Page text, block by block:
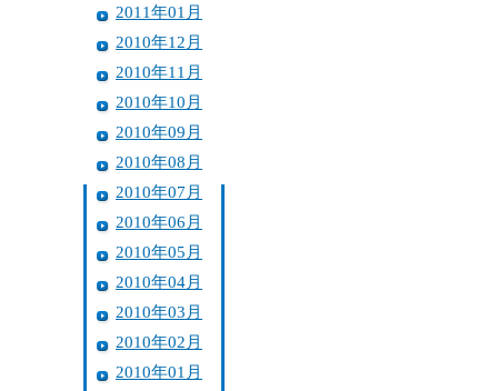
2011年01月
2010年12月
2010年11月
2010年10月
2010年09月
2010年08月
2010年07月
2010年06月
2010年05月
2010年04月
2010年03月
2010年02月
2010年01月